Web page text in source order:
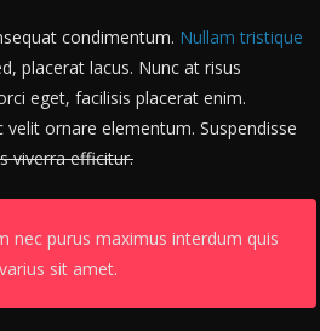
condimentum. Nullam tristique
placerat lacus. Nunc at risus
eget, facilisis placerat enim.
ornare elementum. Suspendisse
viverra efficitur.
nec purus maximus interdum quis
sit amet.